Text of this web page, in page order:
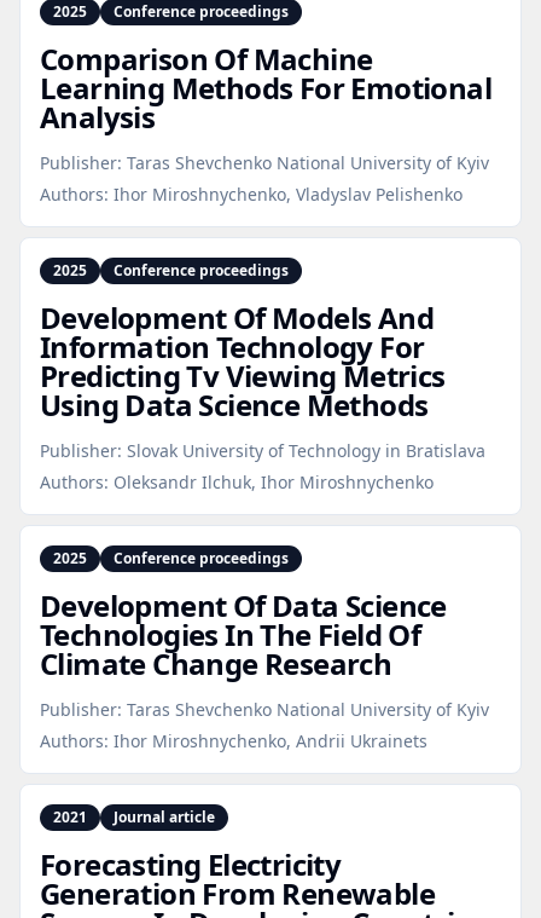
2025 Conference proceedings
Comparison Of Machine
Learning Methods For Emotional
Analysis
Publisher: Taras Shevchenko National University of Kyiv
Authors: Ihor Miroshnychenko, Vladyslav Pelishenko
2025 Conference proceedings
Development Of Models And
Information Technology For
Predicting Tv Viewing Metrics
Using Data Science Methods
Publisher: Slovak University of Technology in Bratislava
Authors: Oleksandr Ilchuk, Ihor Miroshnychenko
2025 Conference proceedings
Development Of Data Science
Technologies In The Field Of
Climate Change Research
Publisher: Taras Shevchenko National University of Kyiv
Authors: Ihor Miroshnychenko, Andrii Ukrainets
2021 Journal article
Forecasting Electricity
Generation From Renewable